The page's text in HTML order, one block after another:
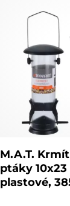
M.A.T.
ptáky 10x23
plastové,